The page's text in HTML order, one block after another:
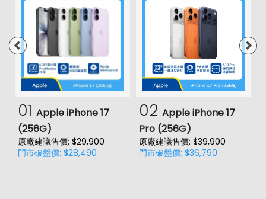
01 Apple iPhone 17
(256G)
原廠建議售價: $29,900
門市破盤價: $28,490
02 Apple iPhone 17
Pro (256G)
原廠建議售價: $39,900
門市破盤價: $36,790